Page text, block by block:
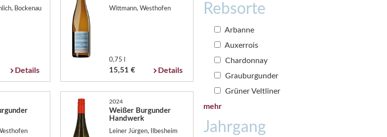
Bockenau
Details
Wittmann, Westhofen
0,75 l
15,51 € Details
2024
Weißer Burgunder
Handwerk
Leiner Jürgen, Ilbesheim
Rebsorte
Arbanne
Auxerrois
Chardonnay
Grauburgunder
Grüner Veltliner
mehr
Jahrgang